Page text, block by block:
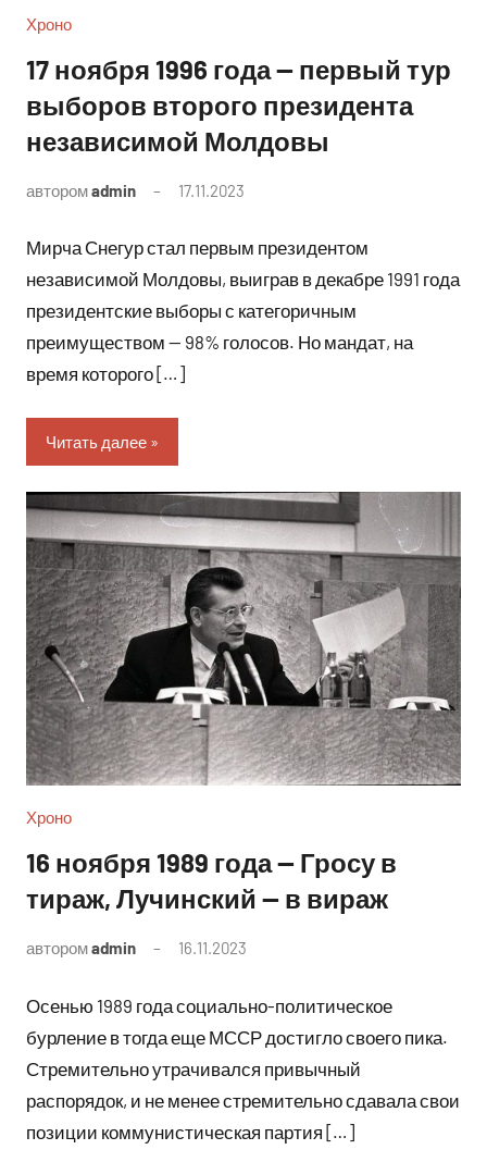
Хроно
17 ноября 1996 года — первый тур
выборов второго президента
независимой Молдовы
авторомadmin 17.11.2023
Мирча Снегур стал первым президентом
независимой Молдовы, выиграв в декабре 1991 года
президентские выборы с категоричным
преимуществом — 98% голосов. Но мандат, на
время которого […]
Читать далее
Хроно
16 ноября 1989 года — Гросу в
тираж, Лучинский — в вираж
авторомadmin 16.11.2023
Осенью 1989 года социально-политическое
бурление в тогда еще МССР достигло своего пика.
Стремительно утрачивался привычный
распорядок, и не менее стремительно сдавала свои
позиции коммунистическая партия […]